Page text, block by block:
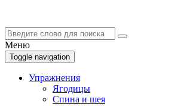
Меню
Toggle navigation
Упражнения
Ягодицы
Спина и шея